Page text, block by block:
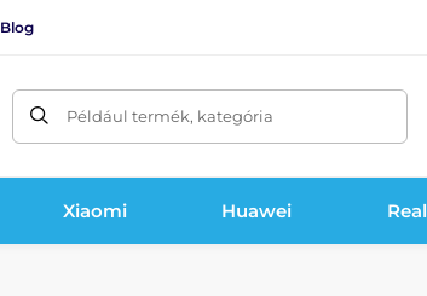
Blog
Például termék, kategória
Xiaomi Huawei